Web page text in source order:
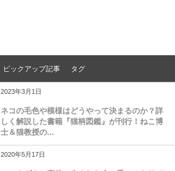
ピックアップ記事 タグ
2023年3月1日
ネコの毛色や模様はどうやって決まるのか？詳
しく解説した書籍『猫柄図鑑』が刊行！ねこ博
士＆猫教授の...
2020年5月17日